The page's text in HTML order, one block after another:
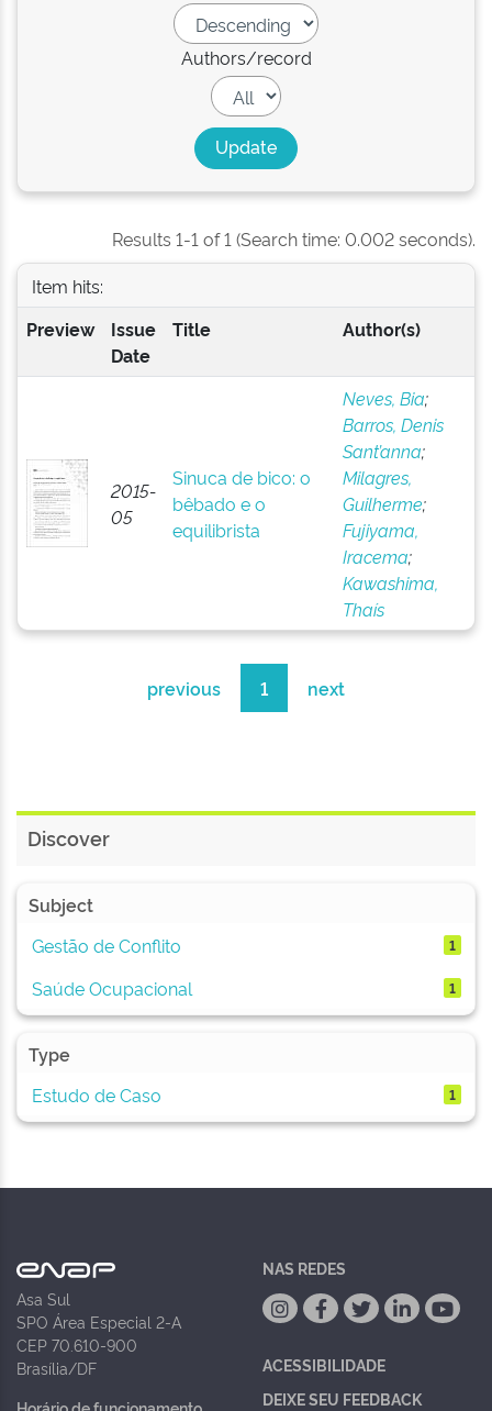
Authors/record
Results 1-1 of 1 (Search time: 0.002 seconds).
Item hits:
Preview
Issue
Date
Title Author(s)
2015-
05
Sinuca de bico: o
bêbado e o
equilibrista
Neves, Bia;
Barros, Denis
Sant’anna;
Milagres,
Guilherme;
Fujiyama,
Iracema;
Kawashima,
Thaís
previous 1 next
Discover
Subject
Gestão de Conflito
1
Saúde Ocupacional 1
Type
Estudo de Caso
1
Asa Sul
SPO Área Especial 2-A
CEP 70.610-900
Brasília/DF
NAS REDES
ACESSIBILIDADE
DEIXE SEU FEEDBACK